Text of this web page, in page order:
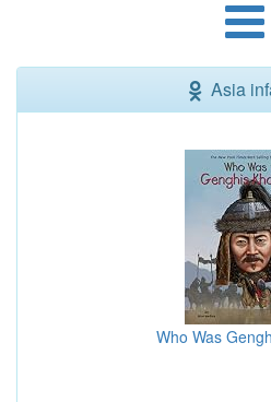
Asia
Who Was